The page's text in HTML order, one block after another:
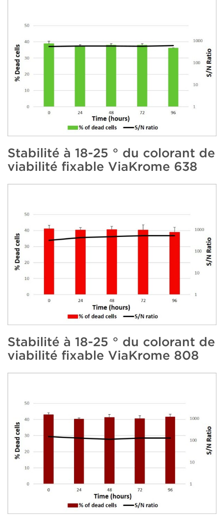
Stabilité à 18-25 ° du colorant de
viabilité fixable ViaKrome 638
Stabilité à 18-25 ° du colorant de
viabilité fixable ViaKrome 808